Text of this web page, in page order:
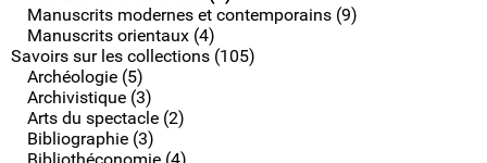
Manuscrits modernes et contemporains (9)
Manuscrits orientaux (4)
Savoirs sur les collections (105)
Archéologie (5)
Archivistique (3)
Arts du spectacle (2)
Bibliographie (3)